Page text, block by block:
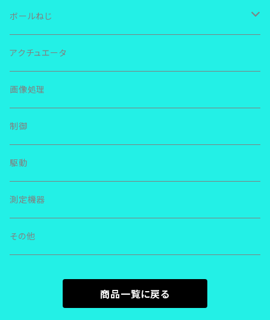
ＴＨＫ ＬＭガイド
ＲＳＲ
ＳＲＳ
ＨＲＷ
ＩＫＯ リニアウェイ
ＬＷＬ
ＬＷＥＳ
ＮＳＫ リニアガイド
ＬＥ
ＬＨ
その他
ボールねじ
ＴＨＫ
ＮＳＫ
その他
アクチュエータ
画像処理
制御
駆動
測定機器
その他
商品一覧に戻る